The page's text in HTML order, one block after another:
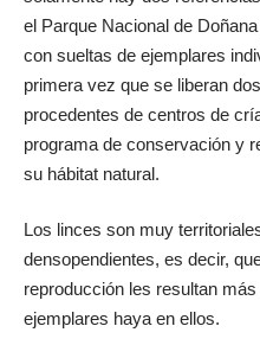
el Parque Nacional de
con sueltas de ejemplares
primera vez que se liberan
procedentes de centros de
programa de conservación y
su hábitat natural.
Los linces son muy
densopendientes, es decir,
reproducción les resultan
ejemplares haya en ellos.